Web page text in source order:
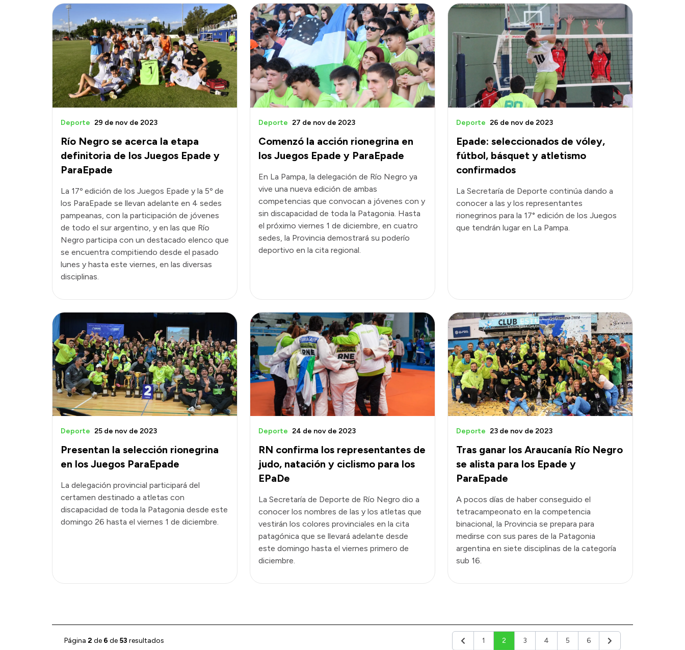
Río Negro se acerca la etapa
definitoria de los Juegos Epade y
ParaEpade
Deporte 29 de nov de 2023
La 17º edición de los Juegos Epade y la 5º de
los ParaEpade se llevan adelante en 4 sedes
pampeanas, con la participación de jóvenes
de todo el sur argentino, y en las que Río
Negro participa con un destacado elenco que
se encuentra compitiendo desde el pasado
lunes y hasta este viernes, en las diversas
disciplinas.
Comenzó la acción rionegrina en
los Juegos Epade y ParaEpade
Deporte 27 de nov de 2023
En La Pampa, la delegación de Río Negro ya
vive una nueva edición de ambas
competencias que convocan a jóvenes con y
sin discapacidad de toda la Patagonia. Hasta
el próximo viernes 1 de diciembre, en cuatro
sedes, la Provincia demostrará su poderío
deportivo en la cita regional.
Epade: seleccionados de vóley,
fútbol, básquet y atletismo
confirmados
Deporte 26 de nov de 2023
La Secretaría de Deporte continúa dando a
conocer a las y los representantes
rionegrinos para la 17° edición de los Juegos
que tendrán lugar en La Pampa.
Presentan la selección rionegrina
en los Juegos ParaEpade
Deporte 25 de nov de 2023
La delegación provincial participará del
certamen destinado a atletas con
discapacidad de toda la Patagonia desde este
domingo 26 hasta el viernes 1 de diciembre.
RN confirma los representantes de
judo, natación y ciclismo para los
EPaDe
Deporte 24 de nov de 2023
La Secretaría de Deporte de Río Negro dio a
conocer los nombres de las y los atletas que
vestirán los colores provinciales en la cita
patagónica que se llevará adelante desde
este domingo hasta el viernes primero de
diciembre.
Tras ganar los Araucanía Río Negro
se alista para los Epade y
ParaEpade
Deporte 23 de nov de 2023
A pocos días de haber conseguido el
tetracampeonato en la competencia
binacional, la Provincia se prepara para
medirse con sus pares de la Patagonia
argentina en siete disciplinas de la categoría
sub 16.
Página 2 de 6 de 53 resultados Anterior1 2 3 4 5 6 Siguiente